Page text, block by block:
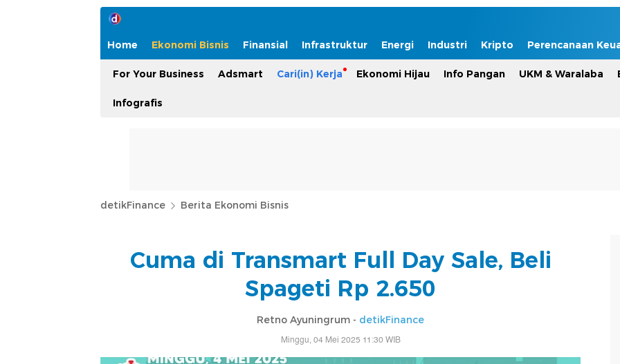
Home Ekonomi Bisnis Finansial Infrastruktur Energi Industri Kripto Perencanaan
For Your Business Adsmart Cari(in) Kerja Ekonomi Hijau Info Pangan UKM & Waralaba
Infografis
detikFinance Berita Ekonomi Bisnis
Cuma di Transmart Full Day Sale, Beli
Spageti Rp 2.650
Retno Ayuningrum - detikFinance
Minggu, 04 Mei 2025 11:30 WIB